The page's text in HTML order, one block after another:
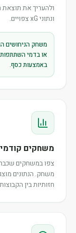
ולהעריך את תוצאת
ונתוני xG צפויים.
משחק הניחושים
או בדמי
באמצעות כסף.
משחקים
צפו במשחקים שכבר
משחק. הנתונים
חזותיות בין